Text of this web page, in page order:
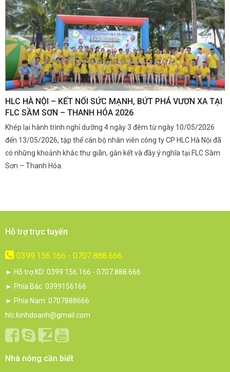
HLC HÀ NỘI – KẾT NỐI SỨC MẠNH, BỨT PHÁ VƯƠN XA TẠI
FLC SẦM SƠN – THANH HÓA 2026
Khép lại hành trình nghỉ dưỡng 4 ngày 3 đêm từ ngày 10/05/2026
đến 13/05/2026, tập thể cán bộ nhân viên công ty CP HLC Hà Nội đã
có những khoảnh khắc thư giãn, gắn kết và đầy ý nghĩa tại FLC Sầm
Sơn – Thanh Hóa.
Hỗ trợ trực tuyến
0399.156.166 - 0707.888.666
► Hỗ trợ KD: 0399.156.166 - 0707.888.666
► Phía Bắc: 0399156166
► Phía Nam: 0707888666
hlc.kinhdoanh@gmail.com
Nhà nông cần biết